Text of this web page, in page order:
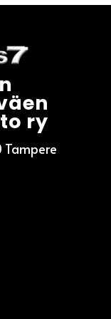
ry
Tampere